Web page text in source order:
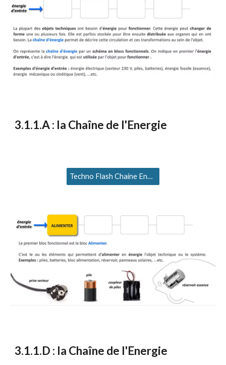
3.1.1.A : la Chaîne de l'Energie
Techno Flash Chaine Energie
3.1.1.D : la Chaîne de l'Energie